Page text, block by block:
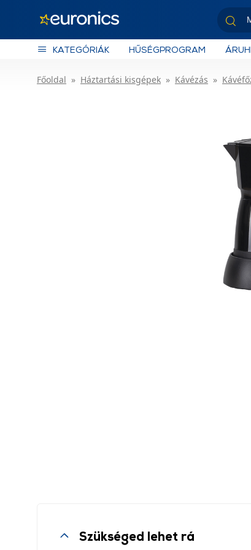
KATEGÓRIÁK HŰSÉGPROGRAM
Főoldal Háztartási kisgépek Kávézás
Szükséged lehet rá